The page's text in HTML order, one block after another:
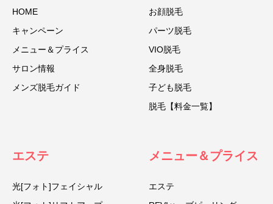
HOME
キャンペーン
メニュー＆プライス
サロン情報
メンズ脱毛ガイド
お顔脱毛
パーツ脱毛
VIO脱毛
全身脱毛
子ども脱毛
脱毛【料金一覧】
エステ
光[フォト]フェイシャル
メニュー＆プライス
エステ